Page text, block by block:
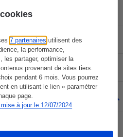
7 partenaires utilisent des
la performance,
les partager, optimiser la
provenant de sites tiers.
pendant 6 mois. Vous pourrez
en utilisant le lien « paramétrer
page.
à jour le 12/07/2024
E
41 dB(A)
du
3